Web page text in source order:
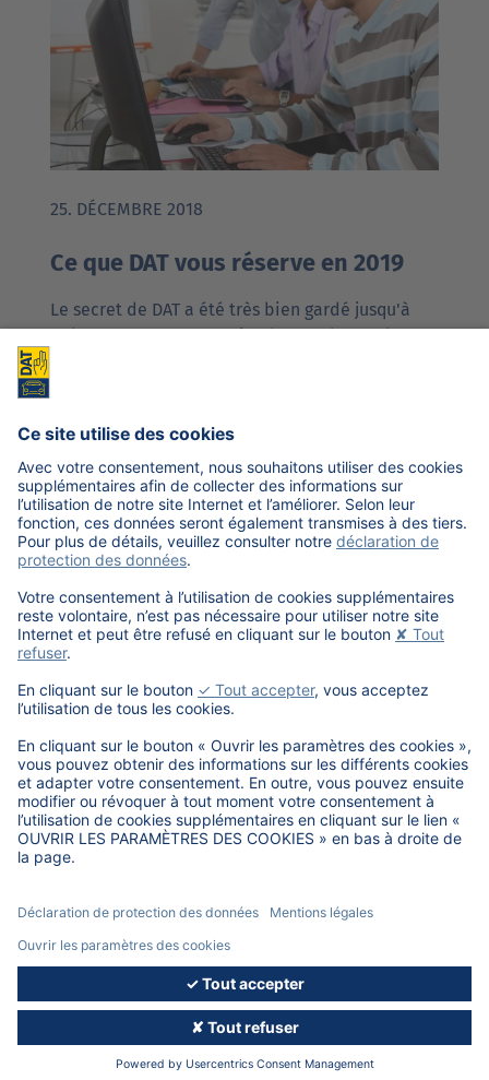
25. DÉCEMBRE 2018
Ce que DAT vous réserve en 2019
Le secret de DAT a été très bien gardé jusqu'à
présent. En 2019, un projet de grande ampleur
Plus
Précédent 1 … 5 6 7
Encore plus de connaissances qui évoluent :
© 2026, DAT France S.A.R.L - Version 5.11.09
NEWSLETTER
MENTIONS
LÉGALES
OUVRIR LES PARAMÈTRES
DES COOKIES
POLITIQUE DE
CONFIDENTIALITÉ